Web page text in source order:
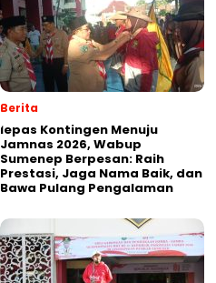
Berita
lepas Kontingen Menuju
Jamnas 2026, Wabup
Sumenep Berpesan: Raih
Prestasi, Jaga Nama Baik, dan
Bawa Pulang Pengalaman